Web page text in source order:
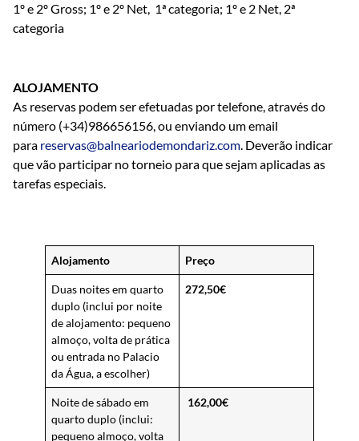
1º e 2º Gross; 1º e 2º Net, 1ª categoria; 1º e 2 Net, 2ª
categoria
ALOJAMENTO
As reservas podem ser efetuadas por telefone, através do
número (+34)986656156, ou enviando um email
para reservas@balneariodemondariz.com. Deverão indicar
que vão participar no torneio para que sejam aplicadas as
tarefas especiais.
Alojamento Preço
Duas noites em quarto
duplo (inclui por noite
de alojamento: pequeno
almoço, volta de prática
ou entrada no Palacio
da Água, a escolher)
272,50€
Noite de sábado em
quarto duplo (inclui:
pequeno almoço, volta
162,00€